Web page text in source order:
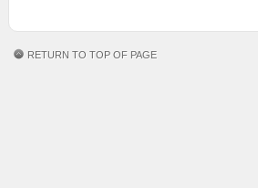
RETURN TO TOP OF PAGE